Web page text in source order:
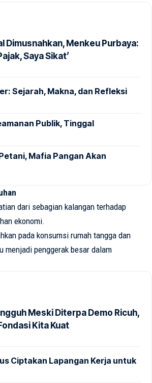
Dimusnahkan, Menkeu Purbaya:
Saya Sikat’
Sejarah, Makna, dan Refleksi
Publik, Tinggal
Mafia Pangan Akan
dari sebagian kalangan terhadap
ekonomi.
pada konsumsi rumah tangga dan
menjadi penggerak besar dalam
Meski Diterpa Demo Ricuh,
Kita Kuat
Ciptakan Lapangan Kerja untuk